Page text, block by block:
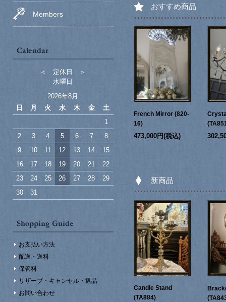
Members
＜ 定休日 ＞
水曜日
2026年8月
日
月 火 水 木 金
土
1
2
3 4 5 6 7
8
9
10 11 12 13 14
15
16
17 18 19 20 21
22
23
24 25 26 27 28
29
30
31
お支払い方法
配送・送料
保管料
リザーブ・キャンセル・返品
お問い合わせ
おすすめ商品
French Mirror (820-
16)
473,000円(税込)
新商品
Candle Stand
(TA884)